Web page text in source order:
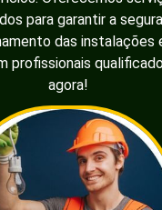
para garantir a
das instalações
profissionais
agora!